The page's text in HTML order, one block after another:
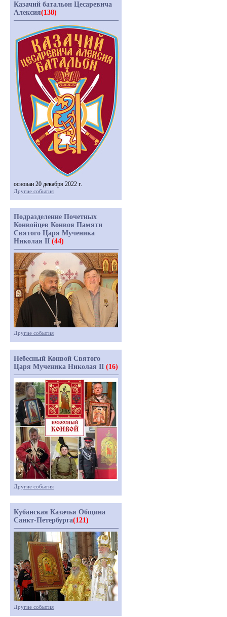
Казачий батальон Цесаревича
Алексия(138)
основан 20 декабря 2022 г.
Другие события
Подразделение Почетных
Конвойцев Конвоя Памяти
Святого Царя Мученика
Николая II (44)
Другие события
Небесный Конвой Святого
Царя Мученика Николая II (16)
Другие события
Кубанская Казачья Община
Санкт-Петербурга(121)
Другие события